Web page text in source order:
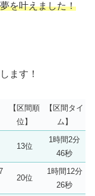
を叶えました！
ます！
【区間順
位】
【区間タイ
ム】
13位
1時間2分
46秒
20位
1時間12分
26秒